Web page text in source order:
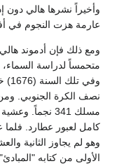
وأخيراً نشرها هالي دون
عارمة هزت النجوم في
ومع ذلك فإن أدموند
متحمساً لدراسة
نصف الكرة الجنوبي.
مسلك 341
كامل لعبور عطارد. فلما
وهو لم يجاوز الثانية
الأولى من كتابه